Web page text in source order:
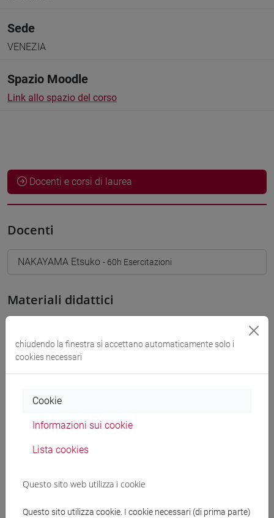
Sede
VENEZIA
Spazio Moodle
Link allo spazio del corso
Docenti e corsi di laurea
Docenti
NAKAYAMA Etsuko - 60h Esercitazioni
Materiali didattici
ETNOLOGIA, ETNOLINGUISTICA - Laurea
antropologia dell'asia
DELL'AFRICA MEDITERRANEA - Laurea
giappone
chiudendo la finestra si accettano automaticamente solo i
cookies necessari
Cookie
Informazioni sui cookie
Lista cookies
Questo sito web utilizza i cookie
Questo sito utilizza cookie. I cookie necessari (di prima parte)